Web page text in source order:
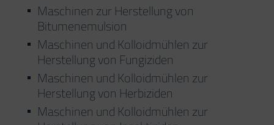
Maschinen zur Herstellung von
Bitumenemulsion
Maschinen und Kolloidmühlen zur
Herstellung von Fungiziden
Maschinen und Kolloidmühlen zur
Herstellung von Herbiziden
Maschinen und Kolloidmühlen zur